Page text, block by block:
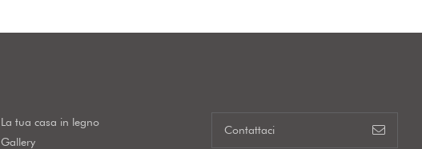
La tua casa in legno
Gallery
Contattaci